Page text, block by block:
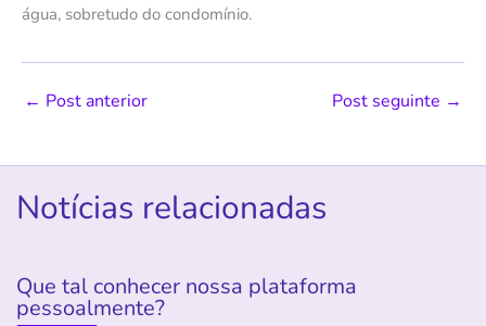
água, sobretudo do condomínio.
← Post anterior Post seguinte →
Notícias relacionadas
Que tal conhecer nossa plataforma
pessoalmente?